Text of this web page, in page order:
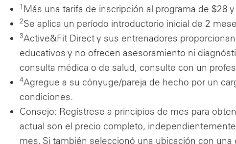
1 Más una tarifa de inscripción al programa de $28
2Se aplica un período introductorio inicial de 2
3Active&Fit Direct y sus entrenadores
educativos y no ofrecen asesoramiento ni
consulta médica o de salud, consulte con un
4Agregue a su cónyuge/pareja de hecho por un
condiciones.
Consejo: Regístrese a principios de mes para
actual son el precio completo,
mes. Si también seleccionó una ubicación con